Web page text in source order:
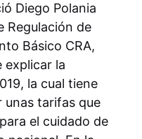
Diego Polania
Regulación de
Básico CRA,
explicar la
la cual tiene
tarifas que
el cuidado de